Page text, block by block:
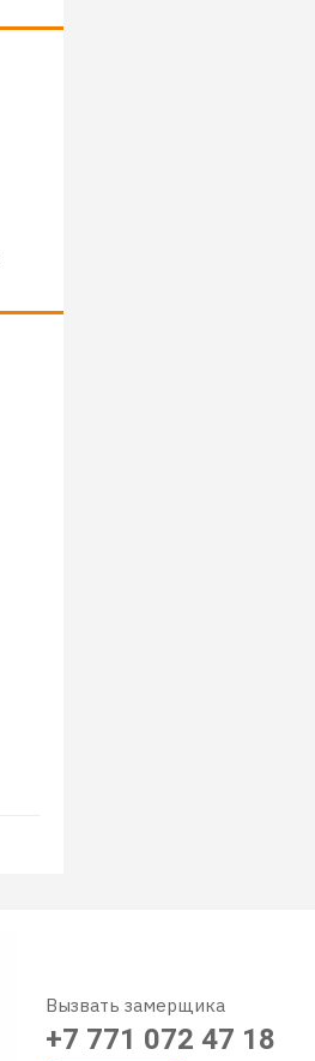
Вызвать замерщика
+7 771 072 47 18